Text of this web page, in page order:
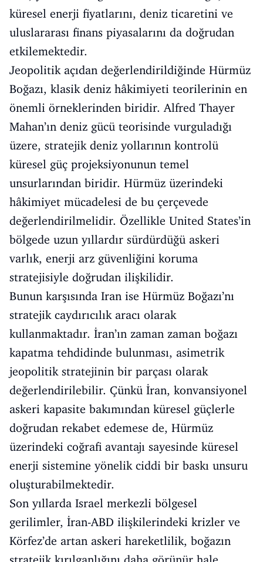
küresel enerji fiyatlarını, deniz ticaretini ve
uluslararası finans piyasalarını da doğrudan
etkilemektedir.
Jeopolitik açıdan değerlendirildiğinde Hürmüz
Boğazı, klasik deniz hâkimiyeti teorilerinin en
önemli örneklerinden biridir. Alfred Thayer
Mahan’ın deniz gücü teorisinde vurguladığı
üzere, stratejik deniz yollarının kontrolü
küresel güç projeksiyonunun temel
unsurlarından biridir. Hürmüz üzerindeki
hâkimiyet mücadelesi de bu çerçevede
değerlendirilmelidir. Özellikle United States’in
bölgede uzun yıllardır sürdürdüğü askeri
varlık, enerji arz güvenliğini koruma
stratejisiyle doğrudan ilişkilidir.
Bunun karşısında Iran ise Hürmüz Boğazı’nı
stratejik caydırıcılık aracı olarak
kullanmaktadır. İran’ın zaman zaman boğazı
kapatma tehdidinde bulunması, asimetrik
jeopolitik stratejinin bir parçası olarak
değerlendirilebilir. Çünkü İran, konvansiyonel
askeri kapasite bakımından küresel güçlerle
doğrudan rekabet edemese de, Hürmüz
üzerindeki coğrafi avantajı sayesinde küresel
enerji sistemine yönelik ciddi bir baskı unsuru
oluşturabilmektedir.
Son yıllarda Israel merkezli bölgesel
gerilimler, İran-ABD ilişkilerindeki krizler ve
Körfez’de artan askeri hareketlilik, boğazın